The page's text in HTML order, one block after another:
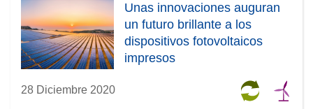
Unas innovaciones auguran
un futuro brillante a los
dispositivos fotovoltaicos
impresos
28 Diciembre 2020